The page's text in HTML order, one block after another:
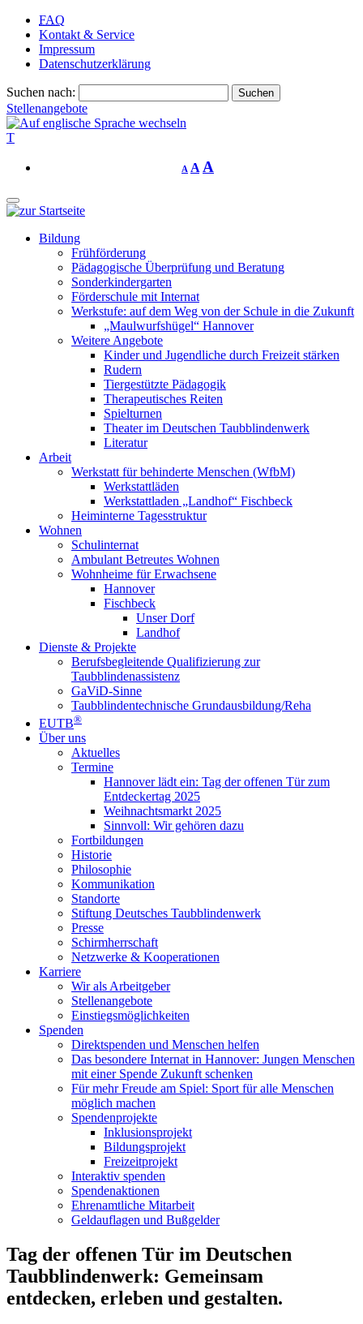
FAQ
Kontakt & Service
Impressum
Datenschutzerklärung
Suchen nach:
Stellenangebote
T
A A A
Bildung
Frühförderung
Pädagogische Überprüfung und Beratung
Sonderkindergarten
Förderschule mit Internat
Werkstufe: auf dem Weg von der Schule in die Zukunft
„Maulwurfshügel“ Hannover
Weitere Angebote
Kinder und Jugendliche durch Freizeit stärken
Rudern
Tiergestützte Pädagogik
Therapeutisches Reiten
Spielturnen
Theater im Deutschen Taubblindenwerk
Literatur
Arbeit
Werkstatt für behinderte Menschen (WfbM)
Werkstattläden
Werkstattladen „Landhof“ Fischbeck
Heiminterne Tagesstruktur
Wohnen
Schulinternat
Ambulant Betreutes Wohnen
Wohnheime für Erwachsene
Hannover
Fischbeck
Unser Dorf
Landhof
Dienste & Projekte
Berufsbegleitende Qualifizierung zur
Taubblindenassistenz
GaViD-Sinne
Taubblindentechnische Grundausbildung/Reha
EUTB®
Über uns
Aktuelles
Termine
Hannover lädt ein: Tag der offenen Tür zum
Entdeckertag 2025
Weihnachtsmarkt 2025
Sinnvoll: Wir gehören dazu
Fortbildungen
Historie
Philosophie
Kommunikation
Standorte
Stiftung Deutsches Taubblindenwerk
Presse
Schirmherrschaft
Netzwerke & Kooperationen
Karriere
Wir als Arbeitgeber
Stellenangebote
Einstiegsmöglichkeiten
Spenden
Direktspenden und Menschen helfen
Das besondere Internat in Hannover: Jungen Menschen
mit einer Spende Zukunft schenken
Für mehr Freude am Spiel: Sport für alle Menschen
möglich machen
Spendenprojekte
Inklusionsprojekt
Bildungsprojekt
Freizeitprojekt
Interaktiv spenden
Spendenaktionen
Ehrenamtliche Mitarbeit
Geldauflagen und Bußgelder
Tag der offenen Tür im Deutschen
Taubblindenwerk: Gemeinsam
entdecken, erleben und gestalten.